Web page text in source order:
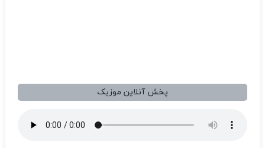
پخش آنلاین موزیک